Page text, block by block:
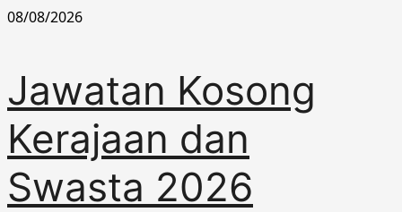
Skip
08/08/2026
Jawatan Kosong
Kerajaan dan
Swasta 2026